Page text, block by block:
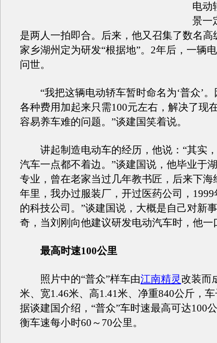
电动
景一
是两人一拍即合。后来，他又召集了数名高
家乡湖州定为研发“根据地”。2年后，一辆
问世。
“我把这辆电动轿车暂时命名为‘普众’。
各种费用加起来只需100元左右，解决了现
容易养车难的问题。”谈建国笑着说。
讲起制造电动车的经历，他说：“其实
汽车一点都不着边。”谈建国说，他毕业于
专业，曾在老家当过几年教书匠，后来下海
年里，我办过服装厂，开过医药公司，
的科技公司。”谈建国说，大概是自己对新
奇，当刘刚向他建议研发电动汽车时，他一
最高时速100公里
照片中的“普众”样车由江南精灵 改装而
米、宽1.46米、高1.41米、净重840公斤，
据谈建国介绍，“普众”车时速最高可达100
衡车速每小时60～70公里。